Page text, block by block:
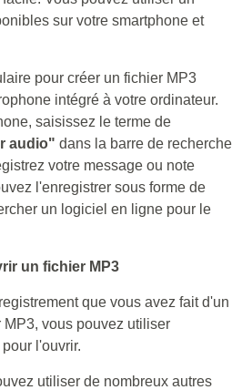
sur votre smartphone et
pour créer un fichier MP3
intégré à votre ordinateur.
saisissez le terme de
audio" dans la barre de recherche
votre message ou note
l'enregistrer sous forme de
un logiciel en ligne pour le
un fichier MP3
que vous avez fait d'un
vous pouvez utiliser
pour l'ouvrir.
utiliser de nombreux autres